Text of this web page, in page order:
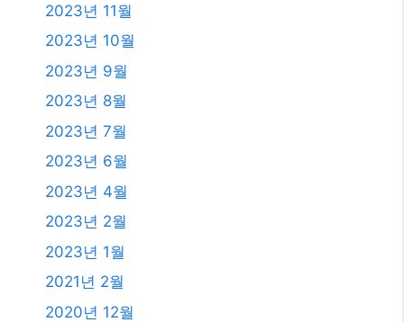
2023년 11월
2023년 10월
2023년 9월
2023년 8월
2023년 7월
2023년 6월
2023년 4월
2023년 2월
2023년 1월
2021년 2월
2020년 12월